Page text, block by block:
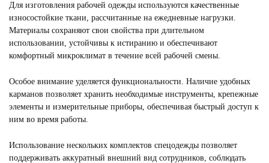
Для изготовления рабочей одежды используются качественные
износостойкие ткани, рассчитанные на ежедневные нагрузки.
Материалы сохраняют свои свойства при длительном
использовании, устойчивы к истиранию и обеспечивают
комфортный микроклимат в течение всей рабочей смены.
Особое внимание уделяется функциональности. Наличие удобных
карманов позволяет хранить необходимые инструменты, крепежные
элементы и измерительные приборы, обеспечивая быстрый доступ к
ним во время работы.
Использование нескольких комплектов спецодежды позволяет
поддерживать аккуратный внешний вид сотрудников, соблюдать